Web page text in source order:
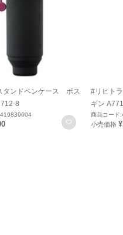
タンドペンケース ボス
8
お気に入り
#リヒト
ギン
商品コード
小売価格